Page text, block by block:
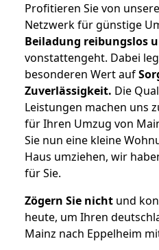
Profitieren Sie von
Netzwerk für günstige
Beiladung reibungslos
vonstattengeht. Dabei
besonderen Wert auf
Zuverlässigkeit. Die
Leistungen machen uns
für Ihren Umzug von
Sie nun eine kleine
Haus umziehen, wir
für Sie.
Zögern Sie nicht und
heute, um Ihren
Mainz nach Eppelheim